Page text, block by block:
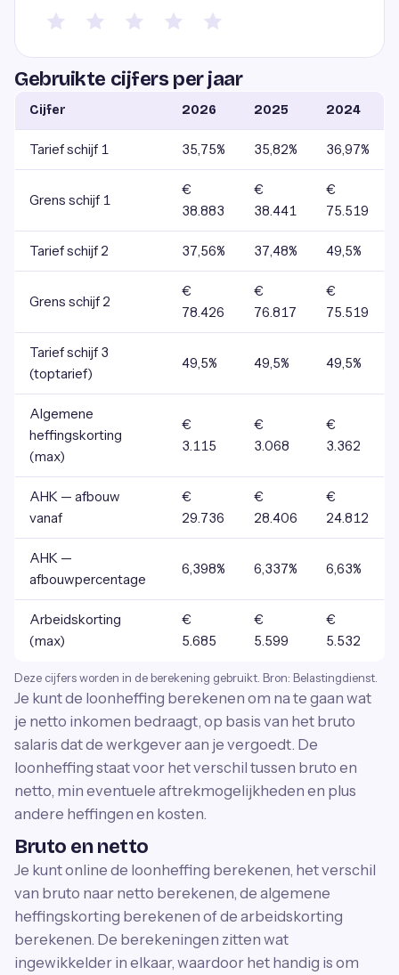
Gebruikte cijfers per jaar
Cijfer 2026 2025 2024
Tarief schijf 1 35,75% 35,82% 36,97%
Grens schijf 1
€
38.883
€
38.441
€
75.519
Tarief schijf 2 37,56% 37,48% 49,5%
Grens schijf 2
€
78.426
€
76.817
€
75.519
Tarief schijf 3
(toptarief)
49,5% 49,5% 49,5%
Algemene
heffingskorting
(max)
€
3.115
€
3.068
€
3.362
AHK — afbouw
vanaf
€
29.736
€
28.406
€
24.812
AHK —
afbouwpercentage
6,398% 6,337% 6,63%
Arbeidskorting
(max)
€
5.685
€
5.599
€
5.532
Deze cijfers worden in de berekening gebruikt. Bron: Belastingdienst.
Je kunt de loonheffing berekenen om na te gaan wat
je netto inkomen bedraagt, op basis van het bruto
salaris dat de werkgever aan je vergoedt. De
loonheffing staat voor het verschil tussen bruto en
netto, min eventuele aftrekmogelijkheden en plus
andere heffingen en kosten.
Bruto en netto
Je kunt online de loonheffing berekenen, het verschil
van bruto naar netto berekenen, de algemene
heffingskorting berekenen of de arbeidskorting
berekenen. De berekeningen zitten wat
ingewikkelder in elkaar, waardoor het handig is om